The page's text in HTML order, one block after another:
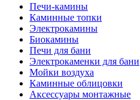
Печи-камины
Каминные топки
Электрокамины
Биокамины
Печи для бани
Электрокаменки для бани
Мойки воздуха
Каминные облицовки
Аксессуары монтажные